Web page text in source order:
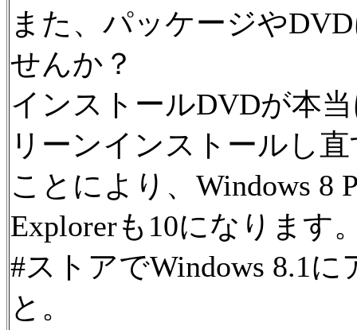
また、パッケージや
せんか？
インストールDVDが本
リーンインストールし
ことにより、Windows 8
Explorerも10になります
#ストアでWindows 8.1
と。